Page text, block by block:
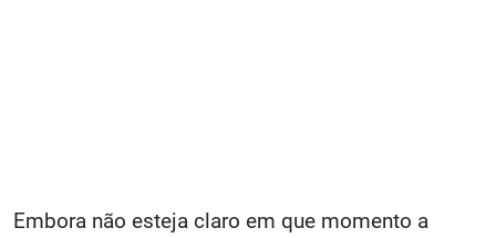
Embora não esteja claro em que momento a